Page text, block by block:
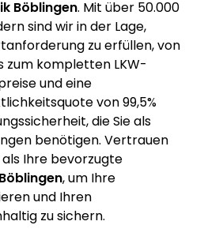
Böblingen. Mit über 50.000
sind wir in der Lage,
zu erfüllen, von
zum kompletten LKW-
und eine
von 99,5%
die Sie als
benötigen. Vertrauen
als Ihre bevorzugte
, um Ihre
und Ihren
zu sichern.